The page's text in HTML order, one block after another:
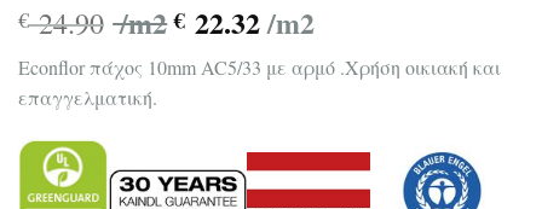
€24.90 /m2 € 22.32/m2
Econflor πάχος 10mm AC5/33 με αρμό .Χρήση οικιακή και
επαγγελματική.